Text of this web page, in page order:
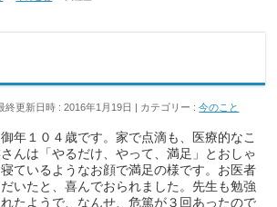
終更新日時 : 2016年1月19日 カテゴリー :今のこと
年１０４歳です。家で点滴も、医療的なこ
んは「やるだけ、やって、満足」とおしゃ
ているようなお顔で満足の様です。お医者
いたと、喜んでおられました。先生も勉強
たようで、なんせ、危篤が３回あったので